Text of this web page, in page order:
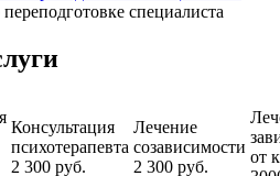
специалиста
Консультация
психотерапевта
2 300 руб.
Лечение
созависимости
2 300 руб.
от